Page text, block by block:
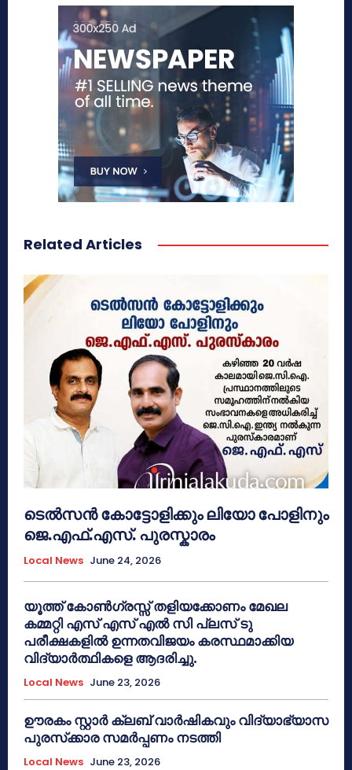
Related Articles
ടെൽസൻ കോട്ടോളിക്കും ലിയോ പോളിനും
ജെ.എഫ്.എസ്. പുരസ്കാരം
Local News June 24, 2026
യൂത്ത് കോൺഗ്രസ്സ് തളിയക്കോണം മേഖല
കമ്മറ്റി എസ് എസ് എൽ സി പ്ലസ് ടു
പരീക്ഷകളിൽ ഉന്നതവിജയം കരസ്ഥമാക്കിയ
വിദ്യാർത്ഥികളെ ആദരിച്ചു.
Local News June 23, 2026
ഊരകം സ്റ്റാർ ക്ലബ് വാർഷികവും വിദ്യാഭ്യാസ
പുരസ്‌ക്കാര സമർപ്പണം നടത്തി
Local News June 23, 2026